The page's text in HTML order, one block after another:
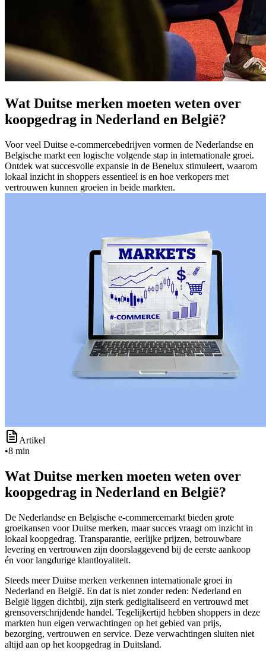
Wat Duitse merken moeten weten over
koopgedrag in Nederland en België?
Voor veel Duitse e-commercebedrijven vormen de Nederlandse en
Belgische markt een logische volgende stap in internationale groei.
Ontdek wat succesvolle expansie in de Benelux stimuleert, waarom
lokaal inzicht in shoppers essentieel is en hoe verkopers met
vertrouwen kunnen groeien in beide markten.
Artikel
•8 min
Wat Duitse merken moeten weten over
koopgedrag in Nederland en België?
De Nederlandse en Belgische e-commercemarkt bieden grote
groeikansen voor Duitse merken, maar succes vraagt om inzicht in
lokaal koopgedrag. Transparantie, eerlijke prijzen, betrouwbare
levering en vertrouwen zijn doorslaggevend bij de eerste aankoop
én voor langdurige klantloyaliteit.
Steeds meer Duitse merken verkennen internationale groei in
Nederland en België. En dat is niet zonder reden: Nederland en
België liggen dichtbij, zijn sterk gedigitaliseerd en vertrouwd met
grensoverschrijdende handel. Tegelijkertijd hebben shoppers in deze
markten hun eigen verwachtingen op het gebied van prijs,
bezorging, vertrouwen en service. Deze verwachtingen sluiten niet
altijd aan op het koopgedrag in Duitsland.